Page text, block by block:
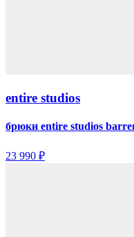
entire studios
брюки entire studios
23 990 ₽